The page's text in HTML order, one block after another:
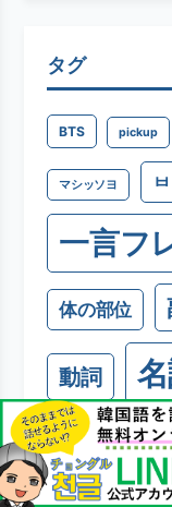
タグ
BTS pickup
マシッソヨ
一言フ
体の部位
動詞
基本動詞